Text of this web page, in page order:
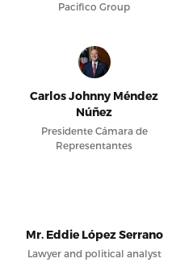
Pacifico Group
Carlos Johnny Méndez
Núñez
Presidente Cámara de
Representantes
Mr. Eddie López Serrano
Lawyer and political analyst